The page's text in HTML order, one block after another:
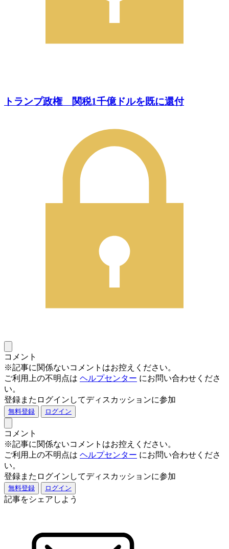
トランプ政権 関税1千億ドルを既に還付
コメント
※記事に関係ないコメントはお控えください。
ご利用上の不明点は ヘルプセンター にお問い合わせくださ
い。
登録またログインしてディスカッションに参加
無料登録 ログイン
コメント
※記事に関係ないコメントはお控えください。
ご利用上の不明点は ヘルプセンター にお問い合わせくださ
い。
登録またログインしてディスカッションに参加
無料登録 ログイン
記事をシェアしよう